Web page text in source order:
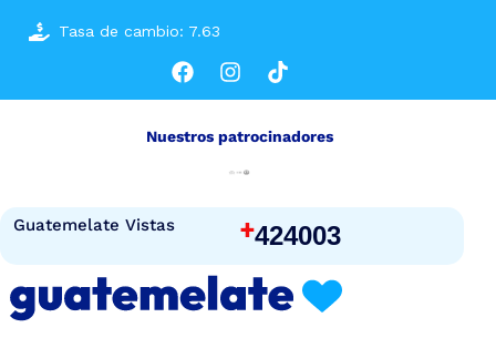
Tasa de cambio: 7.63
Guatemelate Vistas +424003
Nuestros patrocinadores